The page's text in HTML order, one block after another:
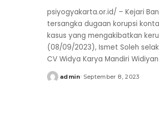
psiyogyakarta.or.id/ – Kejari
tersangka dugaan korupsi
kasus yang mengakibatkan
(08/09/2023), Ismet Soleh
CV Widya Karya Mandiri
Posted
admin September 8, 2023